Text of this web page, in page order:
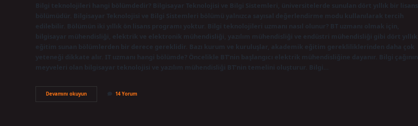
Bilgi teknolojileri hangi bölümdedir? Bilgisayar Teknolojisi ve Bilgi Sistemleri, üniversitelerde sunulan dört yıllık bir lisans
bölümüdür. Bilgisayar Teknolojisi ve Bilgi Sistemleri bölümü yalnızca sayısal değerlendirme modu kullanılarak tercih
edilebilir. Bölümün iki yıllık ön lisans programı yoktur. Bilgi teknolojileri uzmanı nasıl olunur? BT uzmanı olmak için,
bilgisayar mühendisliği, elektrik ve elektronik mühendisliği, yazılım mühendisliği ve endüstri mühendisliği gibi dört yıllık
eğitim sunan bölümlerden bir derece gereklidir. Bazı kurum ve kuruluşlar, akademik eğitim gerekliliklerinden daha çok
yeteneği dikkate alır. IT uzmanı hangi bölümde? Öncelikle BT’nin başlangıcı elektrik mühendisliğine dayanır. Bilgi çağının
meyveleri olan bilgisayar teknolojisi ve yazılım mühendisliği BT’nin temelini oluşturur. Bilgi…
Devamını okuyunBilgi
Teknolojileri
14 Yorum